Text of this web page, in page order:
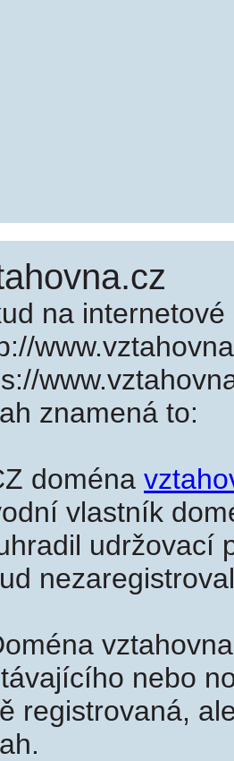
na
znamená to:
doména
vlastník
udržovací
nebo
registrovaná,